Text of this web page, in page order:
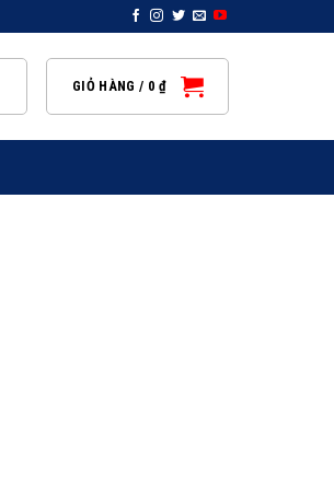
GIỎ HÀNG / 0 ₫